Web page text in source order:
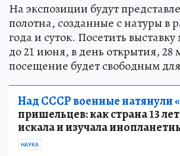
На экспозиции будут
полотна, созданные с натуры в
года и суток. Посетить
до 21 июня, в день открытия, 28
посещение будет свободным
Над СССР военные натянули
пришельцев: как страна 13
искала и изучала
НАУКА